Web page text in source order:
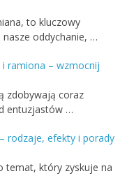
to kluczowy
oddychanie, …
i ramiona – wzmocnij
zdobywają coraz
entuzjastów …
rodzaje, efekty i porady
temat, który zyskuje na